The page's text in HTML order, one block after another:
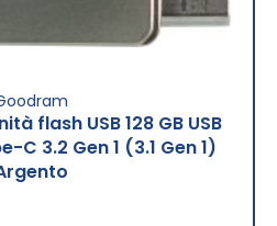
flash USB 128 GB USB
C 3.2 Gen 1 (3.1 Gen 1)